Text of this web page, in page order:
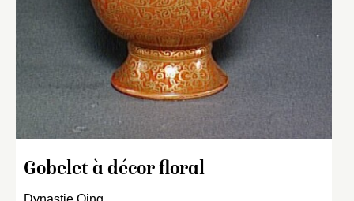
Gobelet à décor floral